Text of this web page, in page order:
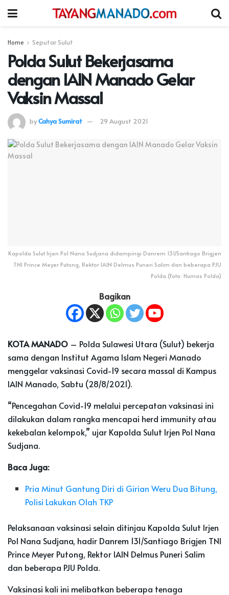
Home Seputar Sulut
Polda Sulut Bekerjasama
dengan IAIN Manado Gelar
Vaksin Massal
byCahya Sumirat 29 August 2021
Kapolda Sulut Irjen Pol Nana Sudjana didampingi Danrem 131/Santiago Brigjen
TNI Prince Meyer Putong, Rektor IAIN Delmus Puneri Salim dan beberapa PJU
Polda.(Foto: Humas Polda)
Bagikan
KOTA MANADO – Polda Sulawesi Utara (Sulut) bekerja
sama dengan Institut Agama Islam Negeri Manado
menggelar vaksinasi Covid-19 secara massal di Kampus
IAIN Manado, Sabtu (28/8/2021).
“Pencegahan Covid-19 melalui percepatan vaksinasi ini
dilakukan dalam rangka mencapai herd immunity atau
kekebalan kelompok,” ujar Kapolda Sulut Irjen Pol Nana
Sudjana.
Baca Juga:
Pria Minut Gantung Diri di Girian Weru Dua Bitung,
Polisi Lakukan Olah TKP
Pelaksanaan vaksinasi selain ditinjau Kapolda Sulut Irjen
Pol Nana Sudjana, hadir Danrem 131/Santiago Brigjen TNI
Prince Meyer Putong, Rektor IAIN Delmus Puneri Salim
dan beberapa PJU Polda.
Vaksinasi kali ini melibatkan beberapa tenaga